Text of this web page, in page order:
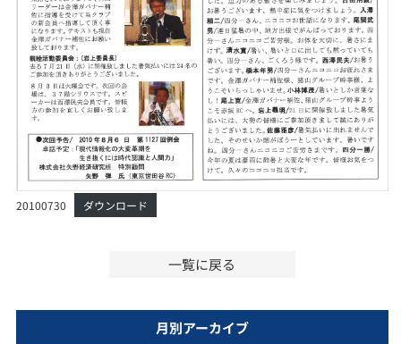
20100730 ダウンロード
一覧に戻る
月別アーカイブ